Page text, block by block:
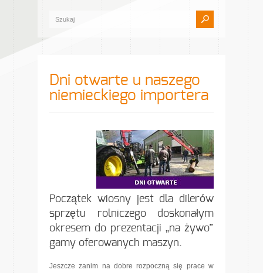
Dni otwarte u naszego
niemieckiego importera
Początek wiosny jest dla dilerów
sprzętu rolniczego doskonałym
okresem do prezentacji „na żywo”
gamy oferowanych maszyn.
Jeszcze zanim na dobre rozpoczną się prace w